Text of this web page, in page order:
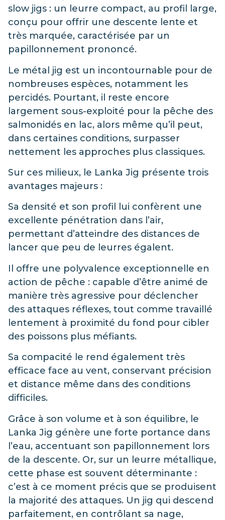
slow jigs : un leurre compact, au profil large,
conçu pour offrir une descente lente et
très marquée, caractérisée par un
papillonnement prononcé.
Le métal jig est un incontournable pour de
nombreuses espèces, notamment les
percidés. Pourtant, il reste encore
largement sous-exploité pour la pêche des
salmonidés en lac, alors même qu’il peut,
dans certaines conditions, surpasser
nettement les approches plus classiques.
Sur ces milieux, le Lanka Jig présente trois
avantages majeurs :
Sa densité et son profil lui confèrent une
excellente pénétration dans l’air,
permettant d’atteindre des distances de
lancer que peu de leurres égalent.
Il offre une polyvalence exceptionnelle en
action de pêche : capable d’être animé de
manière très agressive pour déclencher
des attaques réflexes, tout comme travaillé
lentement à proximité du fond pour cibler
des poissons plus méfiants.
Sa compacité le rend également très
efficace face au vent, conservant précision
et distance même dans des conditions
difficiles.
Grâce à son volume et à son équilibre, le
Lanka Jig génère une forte portance dans
l’eau, accentuant son papillonnement lors
de la descente. Or, sur un leurre métallique,
cette phase est souvent déterminante :
c’est à ce moment précis que se produisent
la majorité des attaques. Un jig qui descend
parfaitement, en contrôlant sa nage,